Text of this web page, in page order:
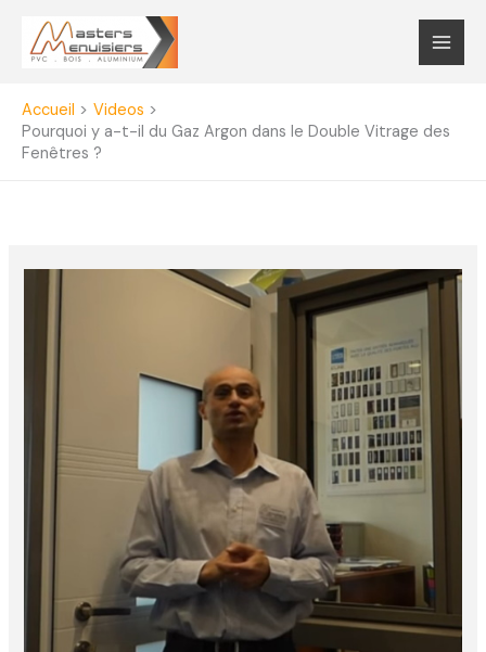
Accueil
Videos
Pourquoi y a-t-il du Gaz Argon dans le Double Vitrage des
Fenêtres ?